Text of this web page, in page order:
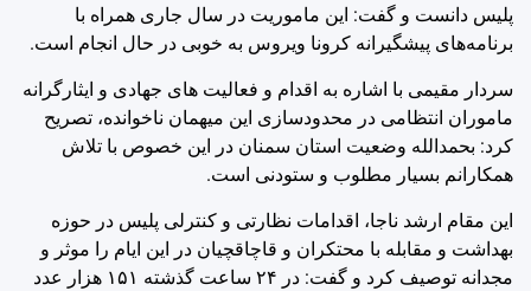
پلیس دانست و گفت: این ماموریت در سال جاری همراه با
برنامه‌های پیشگیرانه کرونا ویروس به خوبی در حال انجام است.
سردار مقیمی با اشاره به اقدام و فعالیت های جهادی و ایثارگرانه
ماموران انتظامی در محدودسازی این میهمان ناخوانده، تصریح
کرد: بحمدالله وضعیت استان سمنان در این خصوص با تلاش
همکارانم بسیار مطلوب و ستودنی است.
️این مقام ارشد ناجا، اقدامات نظارتی و کنترلی پلیس در حوزه
بهداشت و مقابله با محتکران و قاچاقچیان در این ایام را موثر و
مجدانه توصیف کرد و گفت: در ۲۴ ساعت گذشته ۱۵۱ هزار عدد